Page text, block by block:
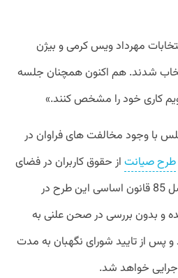
مهرداد ویس کرمی و بیژن
شدند. هم اکنون همچنان جلسه
کاری خود را مشخص کنند.»
با وجود مخالفت های فراوان در
طرح صیانت از حقوق کاربران در فضای
مجازی رای دادند. براساس اصل 85 قانون اساسی این طرح در
و بدون بررسی در صحن علنی به
پس از تایید شورای نگهبان به مدت
خواهد شد.